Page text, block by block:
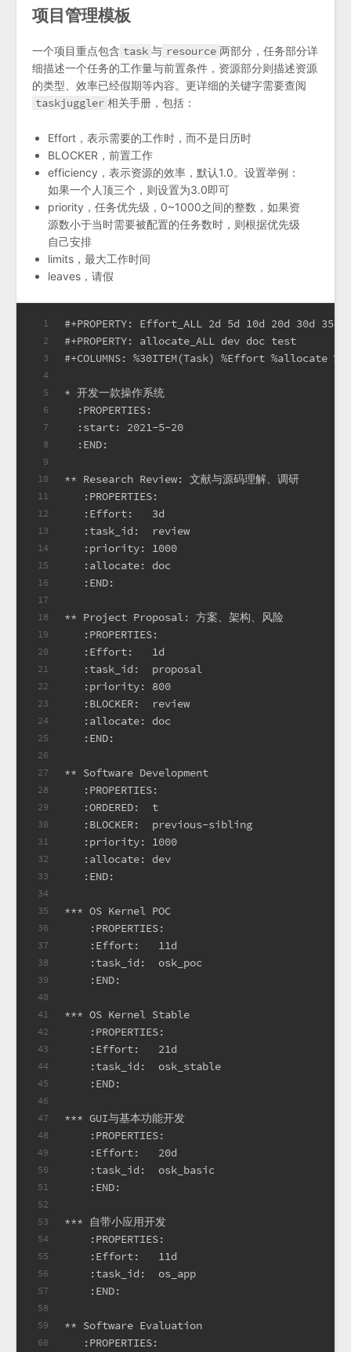
项目管理模板
一个项目重点包含 task 与 resource 两部分，任务部分详
细描述一个任务的工作量与前置条件，资源部分则描述资源
的类型、效率已经假期等内容。更详细的关键字需要查阅
taskjuggler 相关手册，包括：
Effort，表示需要的工作时，而不是日历时
BLOCKER，前置工作
efficiency，表示资源的效率，默认1.0。设置举例：
如果一个人顶三个，则设置为3.0即可
priority，任务优先级，0~1000之间的整数，如果资
源数小于当时需要被配置的任务数时，则根据优先级
自己安排
limits，最大工作时间
leaves，请假
1
2
3
4
5
6
7
8
9
10
11
12
13
14
15
16
17
18
19
20
21
22
23
24
25
26
27
28
29
30
31
32
33
34
35
36
37
38
39
40
41
42
43
44
45
46
47
48
49
50
51
52
53
54
55
56
57
58
59
60
#+PROPERTY: Effort_ALL 2d 5d 10d 20d 30d 35d
#+PROPERTY: allocate_ALL dev doc test
#+COLUMNS: %30ITEM(Task) %Effort %allocate
* 开发一款操作系统
  :PROPERTIES:
  :start: 2021-5-20
  :END:
** Research Review: 文献与源码理解、调研
   :PROPERTIES:
   :Effort:   3d
   :task_id:  review
   :priority: 1000
   :allocate: doc
   :END:
** Project Proposal: 方案、架构、风险
   :PROPERTIES:
   :Effort:   1d
   :task_id:  proposal
   :priority: 800
   :BLOCKER:  review
   :allocate: doc
   :END:
** Software Development
   :PROPERTIES:
   :ORDERED:  t
   :BLOCKER:  previous-sibling
   :priority: 1000
   :allocate: dev
   :END:
*** OS Kernel POC
    :PROPERTIES:
    :Effort:   11d
    :task_id:  osk_poc
    :END:
*** OS Kernel Stable
    :PROPERTIES:
    :Effort:   21d
    :task_id:  osk_stable
    :END:
*** GUI与基本功能开发
    :PROPERTIES:
    :Effort:   20d
    :task_id:  osk_basic
    :END:
*** 自带小应用开发
    :PROPERTIES:
    :Effort:   11d
    :task_id:  os_app
    :END:
** Software Evaluation
   :PROPERTIES: